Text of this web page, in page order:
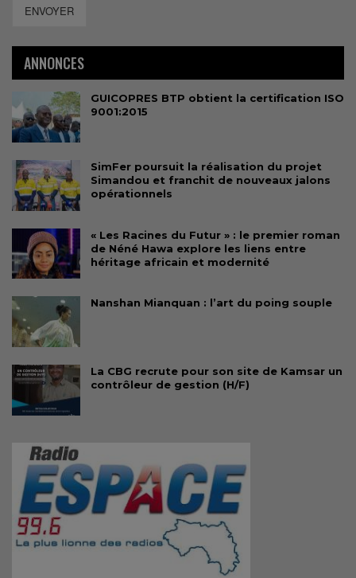
ENVOYER
ANNONCES
GUICOPRES BTP obtient la certification ISO
9001:2015
SimFer poursuit la réalisation du projet
Simandou et franchit de nouveaux jalons
opérationnels
« Les Racines du Futur » : le premier roman
de Néné Hawa explore les liens entre
héritage africain et modernité
Nanshan Mianquan : l’art du poing souple
La CBG recrute pour son site de Kamsar un
contrôleur de gestion (H/F)